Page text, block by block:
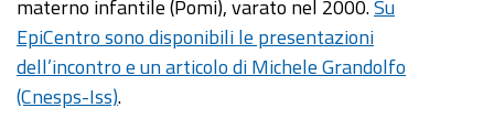
materno infantile (Pomi), varato nel 2000.Su
EpiCentro sono disponibili le presentazioni
dell’incontro e un articolo di Michele Grandolfo
(Cnesps-Iss).